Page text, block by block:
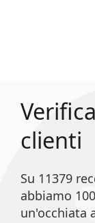
clienti
Su 11379
abbiamo
un'occhiata